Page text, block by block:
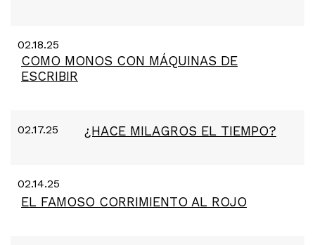
02.18.25
COMO MONOS CON MÁQUINAS DE
ESCRIBIR
02.17.25 ¿HACE MILAGROS EL TIEMPO?
02.14.25
EL FAMOSO CORRIMIENTO AL ROJO